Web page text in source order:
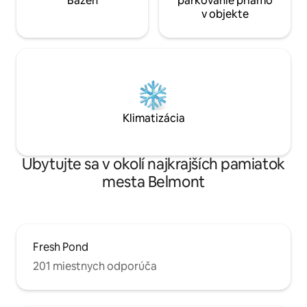
v objekte
Klimatizácia
Ubytujte sa v okolí najkrajších pamiatok
mesta Belmont
Fresh Pond
201 miestnych odporúča